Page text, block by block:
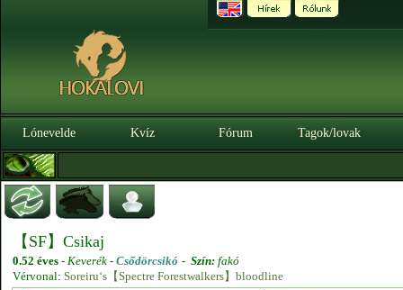
Lónevelde Kvíz Fórum Tagok/lovak
【SF】Csikaj
0.52 éves - Keverék - Csődörcsikó - Szín: fakó
Vérvonal: Soreiru‘s【Spectre Forestwalkers】bloodline